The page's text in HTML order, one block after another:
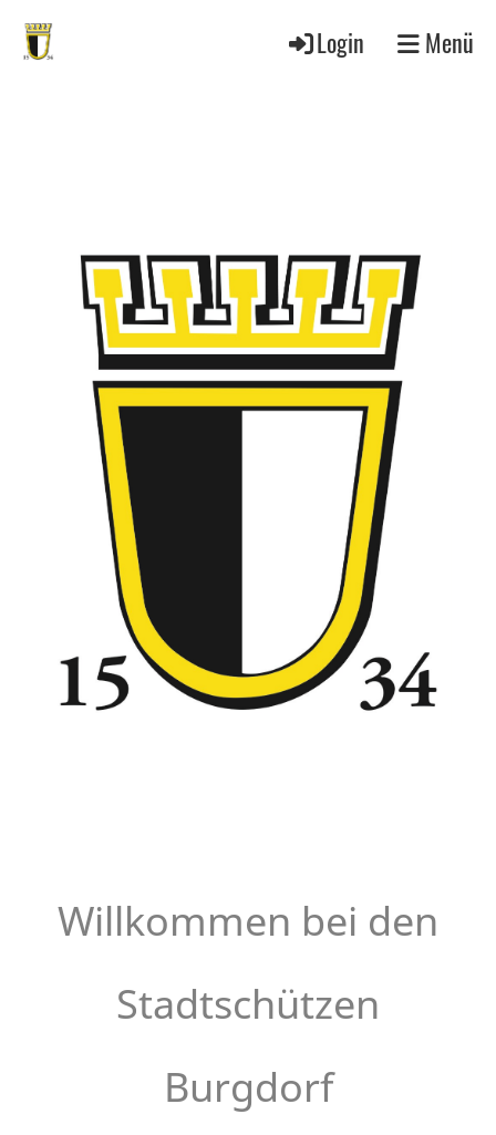
Login Menü
Willkommen bei den
Stadtschützen
Burgdorf